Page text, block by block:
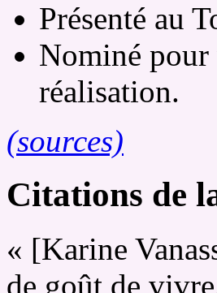
Présenté au
Nominé
réalisation.
(sources)
Citations de
« [Karine
de goût de